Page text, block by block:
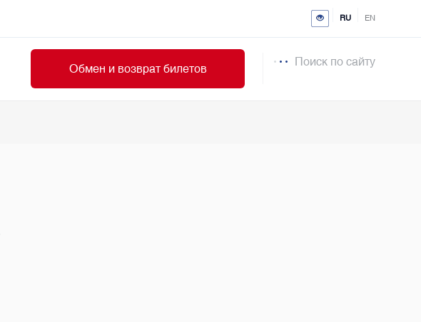
RU EN
Обмен и возврат билетов
Поиск по сайту